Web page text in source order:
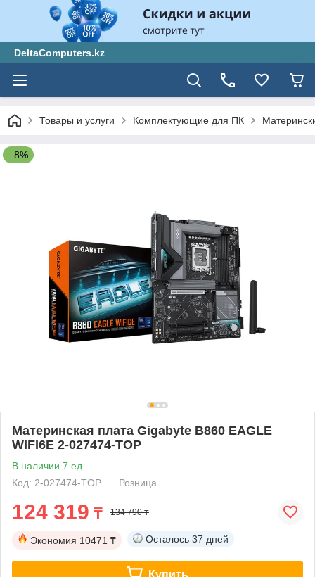
DeltaComputers.kz
Товары и услуги Комплектующие для ПК
–8%
Материнская плата Gigabyte B860 EAGLE
WIFI6E 2-027474-TOP
В наличии 7 ед.
Код: 2-027474-TOP
Розница
124 319 ₸ 134 790 ₸
Экономия 10471 ₸ Осталось 37 дней
Купить